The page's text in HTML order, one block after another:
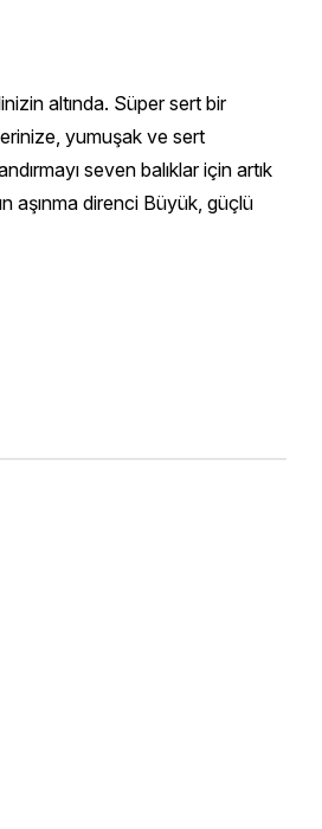
altında. Süper sert bir
yumuşak ve sert
seven balıklar için artık
aşınma direnci Büyük, güçlü